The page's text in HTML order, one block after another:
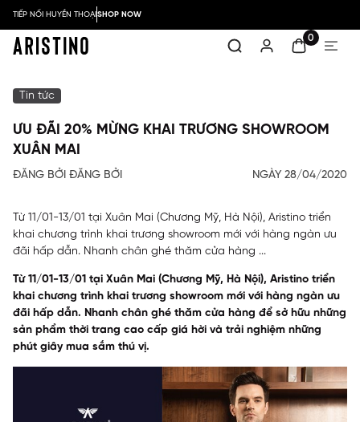
TIẾP NỐI HUYỀN THOẠISHOP NOW
0
Tin tức
ƯU ĐÃI 20% MỪNG KHAI TRƯƠNG SHOWROOM
XUÂN MAI
ĐĂNG BỞI ĐĂNG BỞI NGÀY 28/04/2020
Từ 11/01-13/01 tại Xuân Mai (Chương Mỹ, Hà Nội), Aristino triển
khai chương trình khai trương showroom mới với hàng ngàn ưu
đãi hấp dẫn. Nhanh chân ghé thăm cửa hàng ...
Từ 11/01-13/01 tại Xuân Mai (Chương Mỹ, Hà Nội), Aristino triển
khai chương trình khai trương showroom mới với hàng ngàn ưu
đãi hấp dẫn. Nhanh chân ghé thăm cửa hàng để sở hữu những
sản phẩm thời trang cao cấp giá hời và trải nghiệm những
phút giây mua sắm thú vị.